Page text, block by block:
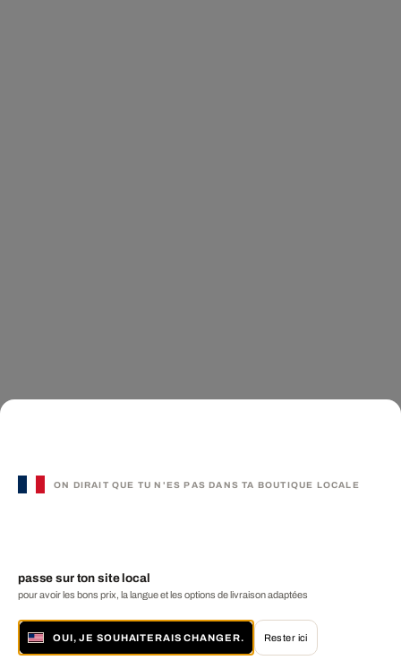
ON DIRAIT QUE TU N'ES PAS DANS TA BOUTIQUE LOCALE
passe sur ton site local
pour avoir les bons prix, la langue et les options de livraison adaptées
OUI, JE SOUHAITERAIS CHANGER. Rester ici